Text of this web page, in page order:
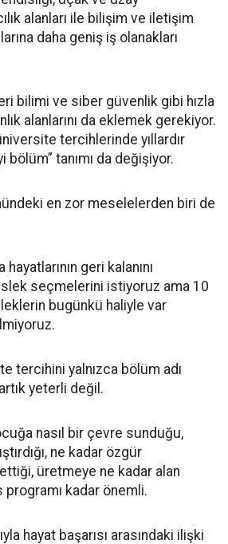
alanları ile bilişim ve iletişim
daha geniş iş olanakları
bilimi ve siber güvenlik gibi hızla
alanlarını da eklemek gerekiyor.
tercihlerinde yıllardır
bölüm” tanımı da değişiyor.
en zor meselelerden biri de
geri kalanını
seçmelerini istiyoruz ama 10
bugünkü haliyle var
tercihini yalnızca bölüm adı
yeterli değil.
nasıl bir çevre sunduğu,
ne kadar özgür
üretmeye ne kadar alan
programı kadar önemli.
hayat başarısı arasındaki ilişki